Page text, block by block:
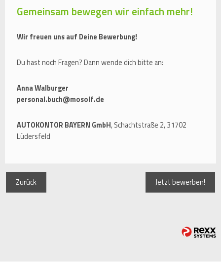
Gemeinsam bewegen wir einfach mehr!
Wir freuen uns auf Deine Bewerbung!
Du hast noch Fragen? Dann wende dich bitte an:
Anna Walburger
personal.buch@mosolf.de
AUTOKONTOR BAYERN GmbH, Schachtstraße 2, 31702
Lüdersfeld
Zurück Jetzt bewerben!